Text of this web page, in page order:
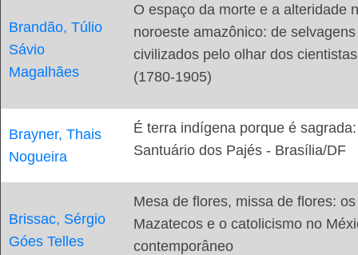
Brandão, Túlio
Sávio
Magalhães
O espaço da morte e a alteridade
noroeste amazônico: de
civilizados pelo olhar dos cientistas
(1780-1905)
Brayner, Thais
Nogueira
É terra indígena porque é sagrada:
Santuário dos Pajés - Brasília/DF
Brissac, Sérgio
Góes Telles
Mesa de flores, missa de flores: os
Mazatecos e o catolicismo no
contemporâneo